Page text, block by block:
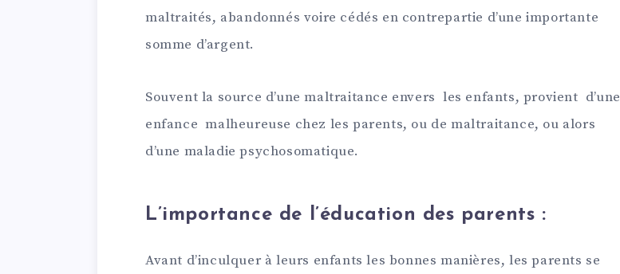
maltraités, abandonnés voire cédés en contrepartie d’une importante
somme d’argent.
Souvent la source d’une maltraitance envers les enfants, provient d’une
enfance malheureuse chez les parents, ou de maltraitance, ou alors
d’une maladie psychosomatique.
L’importance de l’éducation des parents :
Avant d’inculquer à leurs enfants les bonnes manières, les parents se